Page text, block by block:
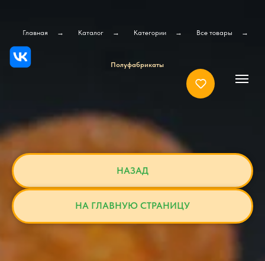
Главная → Каталог → Категории → Все товары →
Полуфабрикаты
НАЗАД
НА ГЛАВНУЮ СТРАНИЦУ